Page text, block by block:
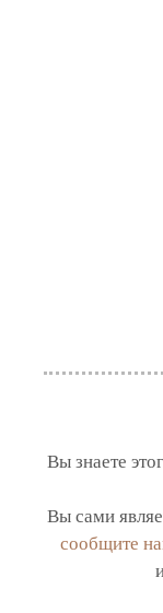
Вы знаете
Вы сами
сообщите